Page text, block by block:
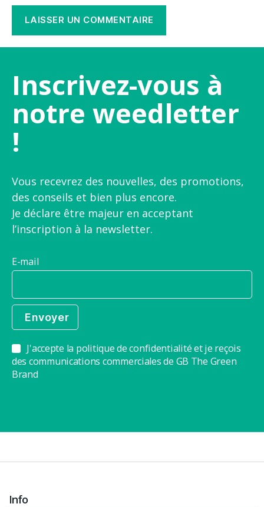
Inscrivez-vous à
notre weedletter
!
Vous recevrez des nouvelles, des promotions,
des conseils et bien plus encore.
Je déclare être majeur en acceptant
l’inscription à la newsletter.
E-mail
J'accepte la politique de confidentialité et je reçois
des communications commerciales de GB The Green
Brand
Info